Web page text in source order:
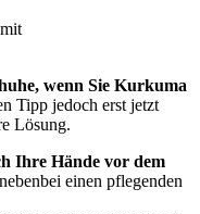
wenn Sie Kurkuma
Tipp jedoch erst jetzt
Lösung.
Ihre Hände vor dem
einen pflegenden